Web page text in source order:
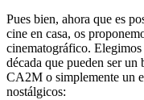
Pues bien, ahora que es
cine en casa, os
cinematográfico. Elegimos
década que pueden ser un
CA2M o simplemente un
nostálgicos: